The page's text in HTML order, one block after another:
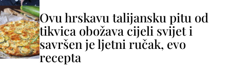
Ovu hrskavu talijansku pitu od
tikvica obožava cijeli svijet i
savršen je ljetni ručak, evo
recepta